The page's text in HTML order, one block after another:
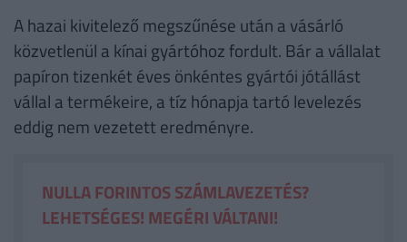
A hazai kivitelező megszűnése után a vásárló
közvetlenül a kínai gyártóhoz fordult. Bár a vállalat
papíron tizenkét éves önkéntes gyártói jótállást
vállal a termékeire, a tíz hónapja tartó levelezés
eddig nem vezetett eredményre.
NULLA FORINTOS SZÁMLAVEZETÉS?
LEHETSÉGES! MEGÉRI VÁLTANI!